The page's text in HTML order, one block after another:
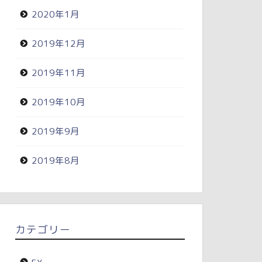
2020年1月
2019年12月
2019年11月
2019年10月
2019年9月
2019年8月
カテゴリー